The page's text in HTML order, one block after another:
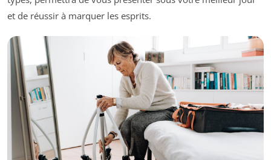
et de réussir à marquer les esprits.